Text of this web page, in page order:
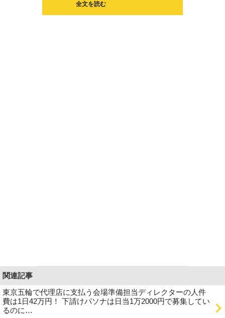
全文を読む
関連記事
東京五輪で代理店に支払う会場準備担当ディレクターの人件
費は1日42万円！ 下請けパソナは日当1万2000円で募集してい
るのに…